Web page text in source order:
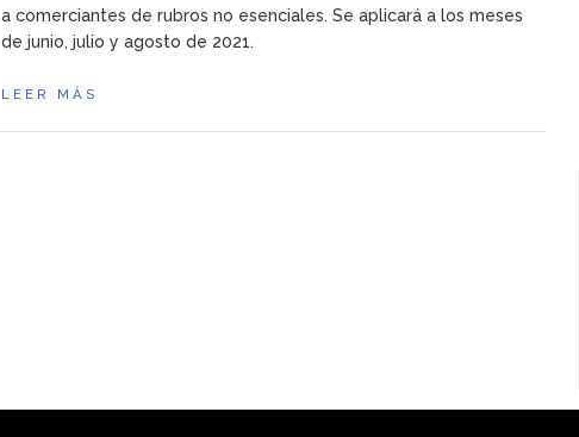
a comerciantes de rubros no esenciales. Se aplicará a los meses
de junio, julio y agosto de 2021.
LEER MÁS